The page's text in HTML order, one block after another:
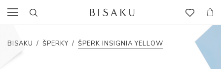
BISAKU / ŠPERKY / ŠPERK INSIGNIA YELLOW